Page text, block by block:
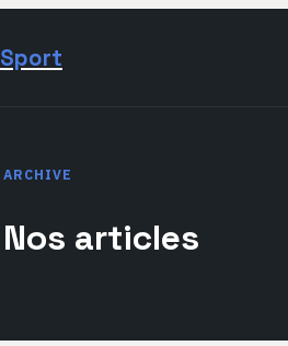
Sport
ARCHIVE
Nos articles